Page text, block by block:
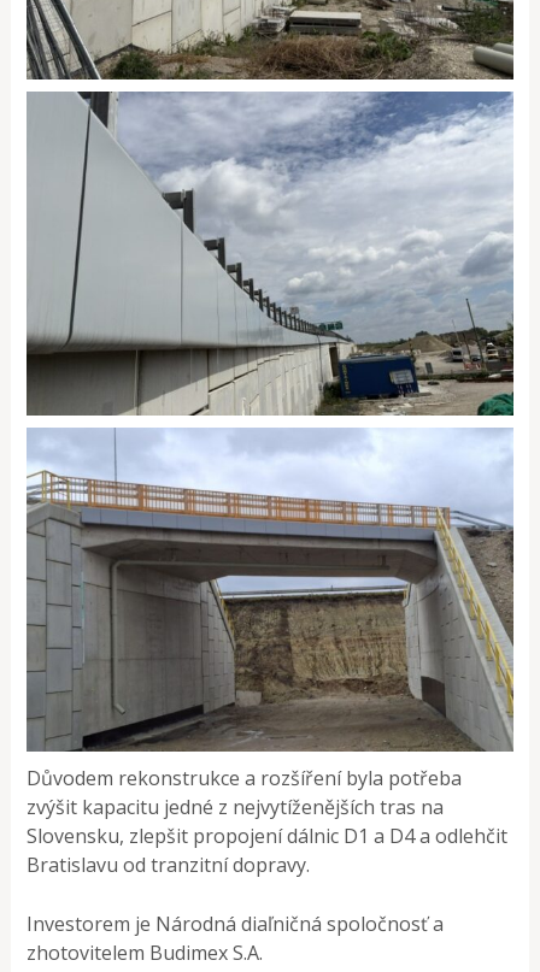
Důvodem rekonstrukce a rozšíření byla potřeba
zvýšit kapacitu jedné z nejvytíženějších tras na
Slovensku, zlepšit propojení dálnic D1 a D4 a odlehčit
Bratislavu od tranzitní dopravy.
Investorem je Národná diaľničná spoločnosť a
zhotovitelem Budimex S.A.